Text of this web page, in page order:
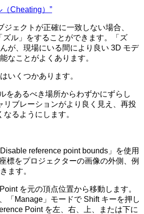
（Cheating）”
ェクトが正確に一致しない場合、
ル」をすることができます。「ズ
が、現場にいる間により良い 3D モデ
なことがよくあります。
いくつかあります。
をあるべき場所からわずかにずらし
リブレーションがより良く見え、再投
るようにします。
reference point bounds」を使用
標をプロジェクターの画像の外側、例
ます。
を元の頂点位置から移動します。
「Manage」モードで Shift キーを押し
Point を左、右、上、または下に